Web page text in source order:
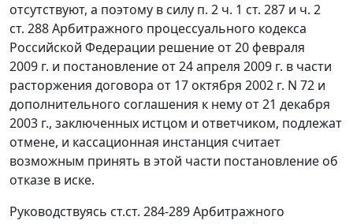
отсутствуют, а поэтому в силу п. 2 ч. 1 ст. 287 и ч. 2
ст. 288Арбитражного процессуального кодекса
Российской Федерации решение от 20 февраля
2009 г. и постановление от 24 апреля 2009 г. в части
расторжения договора от 17 октября 2002 г. N 72 и
дополнительного соглашения к нему от 21 декабря
2003 г., заключенных истцом и ответчиком, подлежат
отмене, и кассационная инстанция считает
возможным принять в этой части постановление об
отказе в иске.
Руководствуясь ст.ст. 284-289Арбитражного